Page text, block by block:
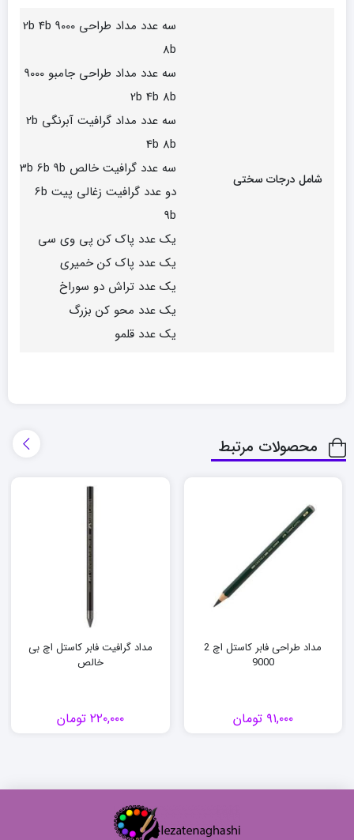
شامل درجات سختی
سه عدد مداد طراحی 9000 2b 4b
8b
سه عدد مداد طراحی جامبو 9000
2b 4b 8b
سه عدد مداد گرافیت آبرنگی 2b
4b 8b
سه عدد گرافیت خالص 3b 6b 9b
دو عدد گرافیت زغالی پیت 6b
9b
یک عدد پاک کن پی وی سی
یک عدد پاک کن خمیری
یک عدد تراش دو سوراخ
یک عدد محو کن بزرگ
یک عدد قلمو
محصولات مرتبط
مداد طراحی فابر کاستل اچ 2
9000
۹۱,۰۰۰ تومان
مداد گرافیت فابر کاستل اچ بی
خالص
۲۲۰,۰۰۰ تومان